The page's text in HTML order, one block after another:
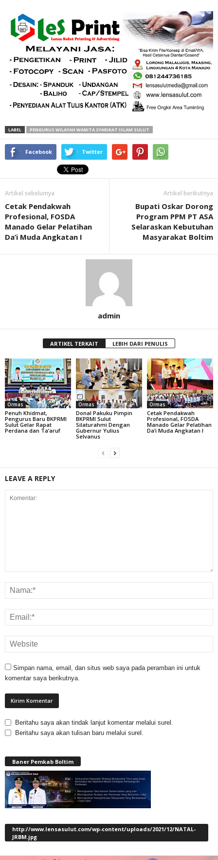
LABEL PENGURUS WILAYAH WANITA SYARIKAT ISLAM SULUT
Facebook Twitter
Artikel sebelumya
Cetak Pendakwah
Profesional, FOSDA
Manado Gelar Pelatihan
Da’i Muda Angkatan I
Artikel berikutnya
Bupati Oskar Dorong
Program PPM PT ASA
Selaraskan Kebutuhan
Masyarakat Boltim
admin
ARTIKEL TERKAIT LEBIH DARI PENULIS
Ormas
Penuh Khidmat,
Pengurus Baru BKPRMI
Sulut Gelar Rapat
Perdana dan Ta’aruf
Ormas
Donal Pakuku Pimpin
BKPRMI Sulut
Silaturahmi Dengan
Gubernur Yulius
Selvanus
Ormas
Cetak Pendakwah
Profesional, FOSDA
Manado Gelar Pelatihan
Da’i Muda Angkatan I
LEAVE A REPLY
Simpan nama, email, dan situs web saya pada peramban ini untuk
komentar saya berikutnya.
Beritahu saya akan tindak lanjut komentar melalui surel.
Beritahu saya akan tulisan baru melalui surel.
Baner Pemkab Boltim
http://www.lensasulut.com/wp-content/uploads/2021/12/NATAL-
JRBM.jpg